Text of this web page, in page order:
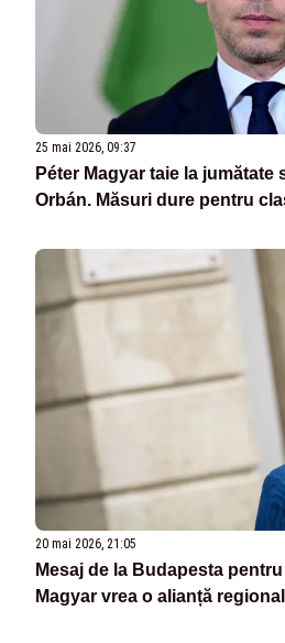
25 mai 2026, 09:37
Péter Magyar taie la jumătate
Orbán. Măsuri dure pentru
20 mai 2026, 21:05
Mesaj de la Budapesta
Magyar vrea o alianță